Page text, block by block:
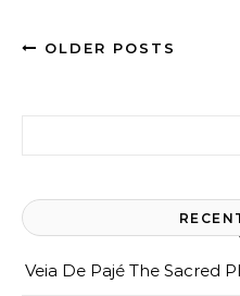
OLDER POSTS
Veia De Pajé The Sacred